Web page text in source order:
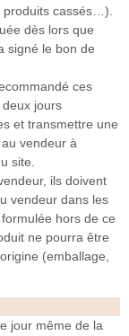
cassés…).
dès lors que
signé le bon de
ces
jours
et transmettre une
vendeur à
site.
ils doivent
vendeur dans les
hors de ce
ne pourra être
(emballage,
jour même de la